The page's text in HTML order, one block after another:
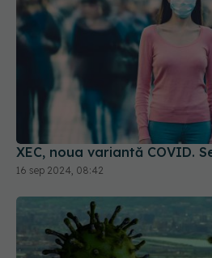
XEC, noua variantă COVID.
16 sep 2024, 08:42